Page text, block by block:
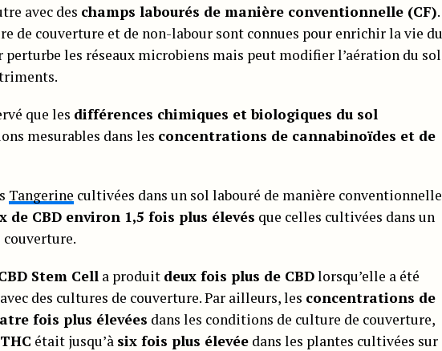
avec des champs labourés de manière conventionnelle (CF).
de couverture et de non-labour sont connues pour enrichir la vie du
perturbe les réseaux microbiens mais peut modifier l’aération du sol
que les différences chimiques et biologiques du sol
mesurables dans les concentrations de cannabinoïdes et de
Tangerine cultivées dans un sol labouré de manière conventionnelle
de CBD environ 1,5 fois plus élevés que celles cultivées dans un
couverture.
Stem Cell a produit deux fois plus de CBDlorsqu’elle a été
des cultures de couverture. Par ailleurs, les concentrations de
fois plus élevées dans les conditions de culture de couverture,
THC était jusqu’à six fois plus élevée dans les plantes cultivées sur